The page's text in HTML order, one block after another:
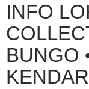
INFO
BUNGO